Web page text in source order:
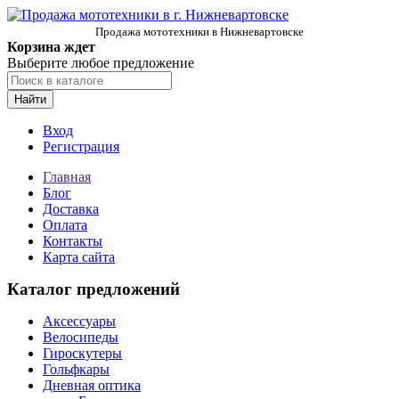
Продажа мототехники в Нижневартовске
Корзина ждет
Выберите любое предложение
Найти
Вход
Регистрация
Главная
Блог
Доставка
Оплата
Контакты
Карта сайта
Каталог предложений
Аксессуары
Велосипеды
Гироскутеры
Гольфкары
Дневная оптика